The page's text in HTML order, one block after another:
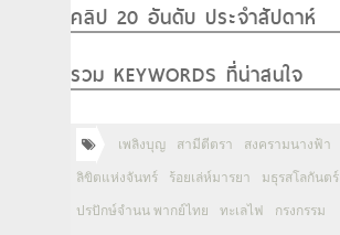
คลิป 20 อันดับ ประจำสัปดาห์
รวม KEYWORDS ที่น่าสนใจ
เพลิงบุญ สามีตีตรา สงครามนางฟ้า
ลิขิตแห่งจันทร์ ร้อยเล่ห์มารยา มธุรสโลกันตร์
ปรปักษ์จำนน พากย์ไทย ทะเลไฟ กรงกรรม